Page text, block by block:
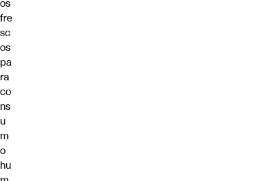
os
fre
sc
os
pa
ra
co
ns
u
m
o
hu